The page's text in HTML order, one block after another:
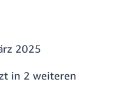
2025
in 2 weiteren